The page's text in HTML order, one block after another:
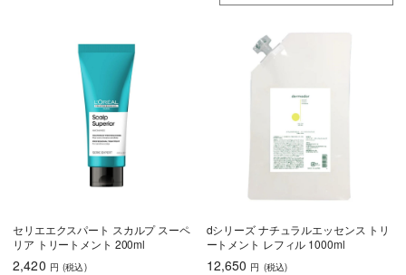
乾燥・パサつき ダメージケア
頭皮が脂っぽい ボリュームアッ
うねり・くせ毛 エイジングケア
しっとり さらさら ハリコシ
セリエエクスパート スカルプ スーペ
リア トリートメント 200ml
2,420 円 (税込)
dシリーズ ナチュラルエッセンス トリ
ートメント レフィル 1000ml
12,650 円 (税込)